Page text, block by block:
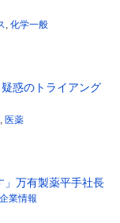
, 化学一般
惑のトライアング
, 医薬
」万有製薬平手社長
企業情報